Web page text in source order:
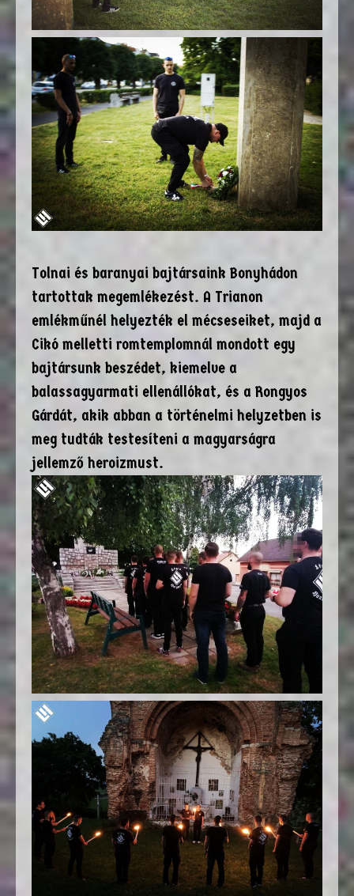
Tolnai és baranyai bajtársaink Bonyhádon
tartottak megemlékezést. A Trianon
emlékműnél helyezték el mécseseiket, majd a
Cikó melletti romtemplomnál mondott egy
bajtársunk beszédet, kiemelve a
balassagyarmati ellenállókat, és a Rongyos
Gárdát, akik abban a történelmi helyzetben is
meg tudták testesíteni a magyarságra
jellemző heroizmust.